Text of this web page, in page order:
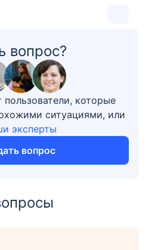
вопрос?
пользователи, которые
ситуациями, или
эксперты
вопрос